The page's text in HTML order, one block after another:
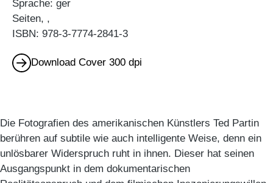
Sprache: ger
Seiten, ,
ISBN: 978-3-7774-2841-3
Download Cover 300 dpi
Die Fotografien des amerikanischen Künstlers Ted Partin
berühren auf subtile wie auch intelligente Weise, denn ein
unlösbarer Widerspruch ruht in ihnen. Dieser hat seinen
Ausgangspunkt in dem dokumentarischen